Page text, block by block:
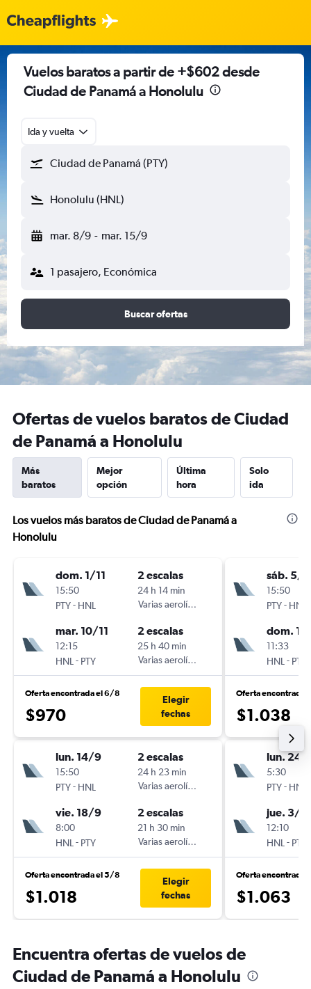
Vuelos baratos a partir de +$602 desde
Ciudad de Panamá a Honolulu
Ida y vuelta
Ciudad de Panamá (PTY)
Honolulu (HNL)
mar. 8/9 - mar. 15/9
1 pasajero, Económica
Buscar ofertas
Ofertas de vuelos baratos de Ciudad
de Panamá a Honolulu
Más
baratos
Mejor
opción
Última
hora
Solo
ida
Los vuelos más baratos de Ciudad de Panamá a
Honolulu
dom. 1/11
15:50
PTY- HNL
2 escalas
24 h 14 min
Varias aerolíneas
mar. 10/11
12:15
HNL - PTY
2 escalas
25 h 40 min
Varias aerolíneas
Oferta encontrada el 6/8
$970
Elegir
fechas
lun. 14/9
15:50
PTY- HNL
2 escalas
24 h 23 min
Varias aerolíneas
vie. 18/9
8:00
HNL - PTY
2 escalas
21 h 30 min
Varias aerolíneas
Oferta encontrada el 5/8
$1.018
Elegir
fechas
sáb. 5/9
15:50
PTY- HNL
dom.
11:33
HNL - PTY
Oferta encontrada
$1.038
lun. 24/
5:30
PTY- HNL
jue. 3/9
12:10
HNL - PTY
Oferta encontrada
$1.063
Encuentra ofertas de vuelos de
Ciudad de Panamá a Honolulu